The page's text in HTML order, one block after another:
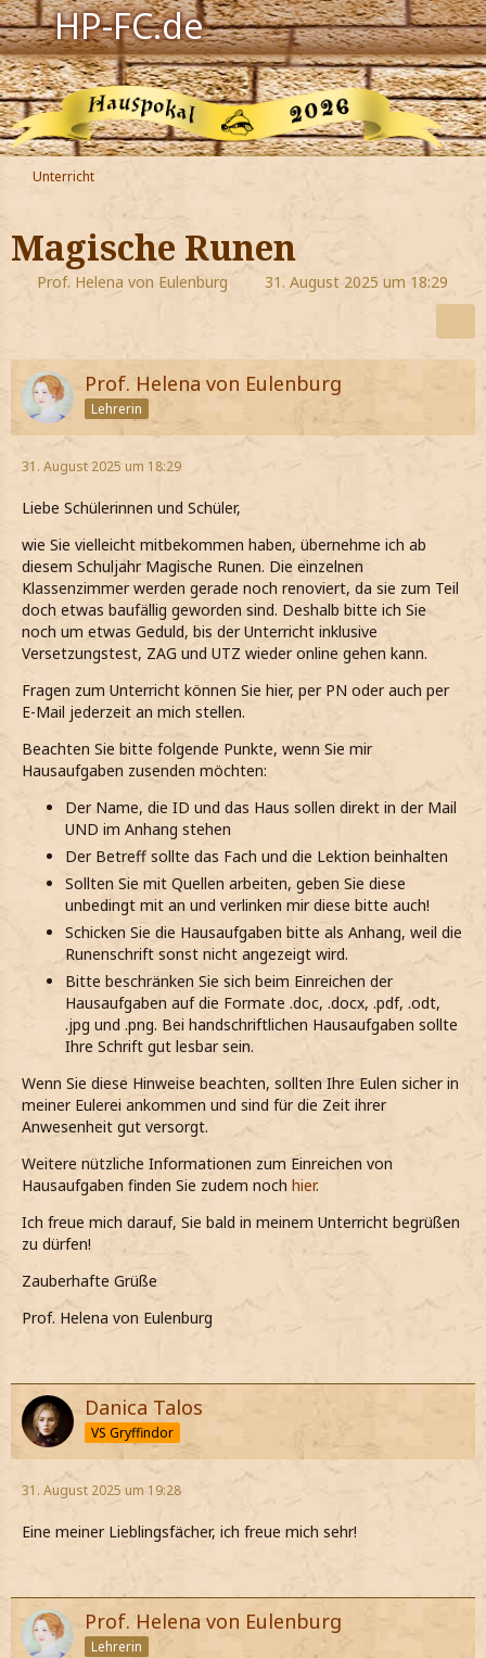
HP-FC.de
Navigation
Harry Potter
Der HP-FC
Hogwarts
Zauberwelt
Jetzt Fanclub-Mitglied werden!
Unterricht
Magische Runen
Prof. Helena von Eulenburg 31. August 2025 um 18:29
Prof. Helena von Eulenburg
Lehrerin
31. August 2025 um 18:29
Liebe Schülerinnen und Schüler,
wie Sie vielleicht mitbekommen haben, übernehme ich ab
diesem Schuljahr Magische Runen. Die einzelnen
Klassenzimmer werden gerade noch renoviert, da sie zum Teil
doch etwas baufällig geworden sind. Deshalb bitte ich Sie
noch um etwas Geduld, bis der Unterricht inklusive
Versetzungstest, ZAG und UTZ wieder online gehen kann.
Fragen zum Unterricht können Sie hier, per PN oder auch per
E-Mail jederzeit an mich stellen.
Beachten Sie bitte folgende Punkte, wenn Sie mir
Hausaufgaben zusenden möchten:
Der Name, die ID und das Haus sollen direkt in der Mail
UND im Anhang stehen
Der Betreff sollte das Fach und die Lektion beinhalten
Sollten Sie mit Quellen arbeiten, geben Sie diese
unbedingt mit an und verlinken mir diese bitte auch!
Schicken Sie die Hausaufgaben bitte als Anhang, weil die
Runenschrift sonst nicht angezeigt wird.
Bitte beschränken Sie sich beim Einreichen der
Hausaufgaben auf die Formate .doc, .docx, .pdf, .odt,
.jpg und .png. Bei handschriftlichen Hausaufgaben sollte
Ihre Schrift gut lesbar sein.
Wenn Sie diese Hinweise beachten, sollten Ihre Eulen sicher in
meiner Eulerei ankommen und sind für die Zeit ihrer
Anwesenheit gut versorgt.
Weitere nützliche Informationen zum Einreichen von
Hausaufgaben finden Sie zudem noch hier.
Ich freue mich darauf, Sie bald in meinem Unterricht begrüßen
zu dürfen!
Zauberhafte Grüße
Prof. Helena von Eulenburg
Danica Talos
VS Gryffindor
31. August 2025 um 19:28
Eine meiner Lieblingsfächer, ich freue mich sehr!
Prof. Helena von Eulenburg
Lehrerin